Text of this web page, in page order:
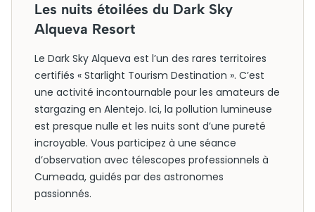
Les nuits étoilées du Dark Sky
Alqueva Resort
Le Dark Sky Alqueva est l’un des rares territoires
certifiés « Starlight Tourism Destination ». C’est
une activité incontournable pour les amateurs de
stargazing en Alentejo. Ici, la pollution lumineuse
est presque nulle et les nuits sont d’une pureté
incroyable. Vous participez à une séance
d’observation avec télescopes professionnels à
Cumeada, guidés par des astronomes
passionnés.